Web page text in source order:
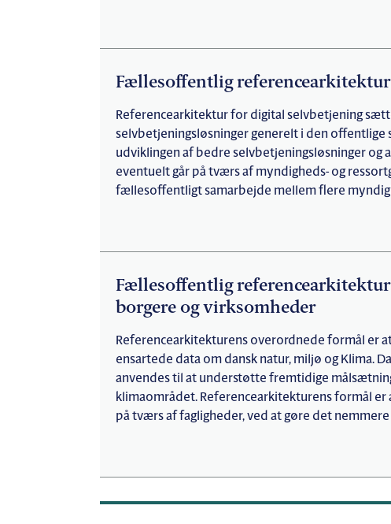
Fællesoffentlig
Referencearkitektur for digital selvbetjening
selvbetjeningsløsninger generelt i den
udviklingen af bedre selvbetjeningsløsninger og
eventuelt går på tværs af myndigheds- og
fællesoffentligt samarbejde mellem flere
Fællesoffentlig
borgere og virksomheder
Referencearkitekturens overordnede formål er
ensartede data om dansk natur, miljø og Klima.
anvendes til at understøtte fremtidige
klimaområdet. Referencearkitekturens formål
på tværs af fagligheder, ved at gøre det